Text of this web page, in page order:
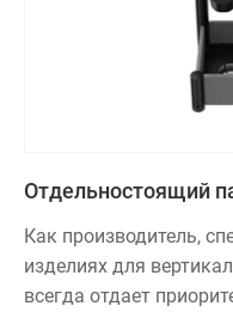
Отдельностоящий
Как производитель,
изделиях для
всегда отдает